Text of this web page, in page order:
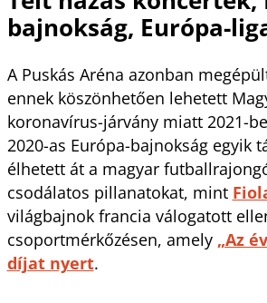
bajnokság, Európa-
A Puskás Aréna azonban
ennek köszönhetően lehetett
koronavírus-járvány miatt 2021-
2020-as Európa-bajnokság egyik
élhetett át a magyar
csodálatos pillanatokat, mint
világbajnok francia válogatott
csoportmérkőzésen, amely „Az
díjat nyert.